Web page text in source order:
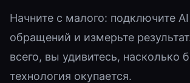
Начните с малого: подключите AI
обращений и измерьте
всего, вы удивитесь, насколько
технология окупается.